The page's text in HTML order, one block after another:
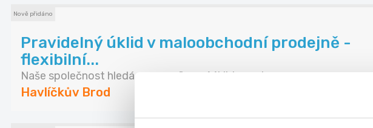
Nově přidáno
Pravidelný úklid v maloobchodní prodejně -
flexibilní...
Naše společnost hledá pracovníka naí úklid v mal...
Havlíčkův Brod